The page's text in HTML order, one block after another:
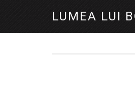
LUMEA LUI